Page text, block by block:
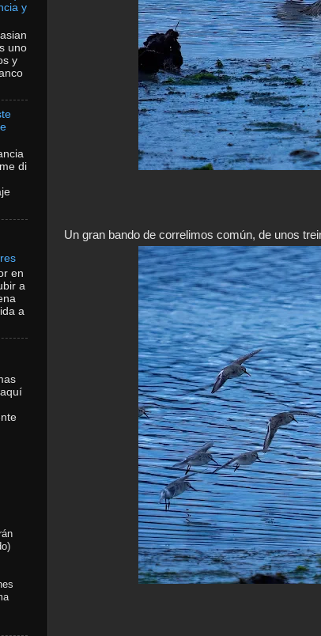
Un gran bando de correlimos común, de unos
y
uno
y
di
en
a
a